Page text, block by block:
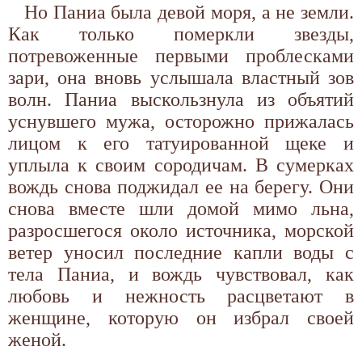
Но Паниа была девой моря, а не земли.
Как только померкли звезды,
потревоженные первыми проблесками
зари, она вновь услышала властный зов
волн. Паниа выскользнула из объятий
уснувшего мужа, осторожно прижалась
лицом к его татуированной щеке и
уплыла к своим сородичам. В сумерках
вождь снова поджидал ее на берегу. Они
снова вместе шли домой мимо льна,
разросшегося около источника, морской
ветер уносил последние капли воды с
тела Паниа, и вождь чувствовал, как
любовь и нежность расцветают в
женщине, которую он избрал своей
женой.